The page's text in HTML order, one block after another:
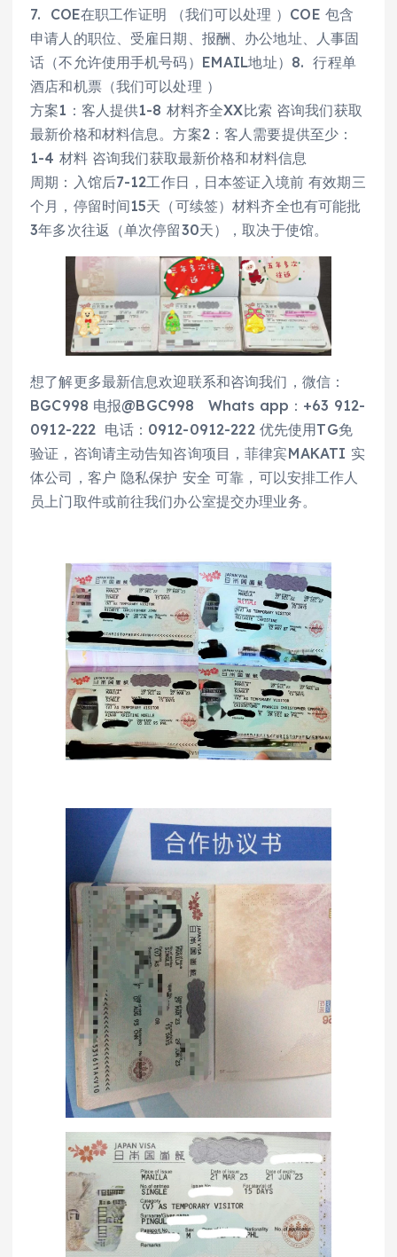
7. COE在职工作证明 （我们可以处理 ）COE 包含
申请人的职位、受雇日期、报酬、办公地址、人事固
话（不允许使用手机号码）EMAIL地址）8. 行程单
酒店和机票（我们可以处理 ）
方案1：客人提供1-8 材料齐全XX比索 咨询我们获取
最新价格和材料信息。方案2：客人需要提供至少：
1-4 材料 咨询我们获取最新价格和材料信息
周期：入馆后7-12工作日，日本签证入境前 有效期三
个月，停留时间15天（可续签）材料齐全也有可能批
3年多次往返（单次停留30天），取决于使馆。
想了解更多最新信息欢迎联系和咨询我们，微信：
BGC998 电报@BGC998 Whats app：+63 912-
0912-222 电话：0912-0912-222 优先使用TG免
验证，咨询请主动告知咨询项目，菲律宾MAKATI 实
体公司，客户 隐私保护 安全 可靠，可以安排工作人
员上门取件或前往我们办公室提交办理业务。